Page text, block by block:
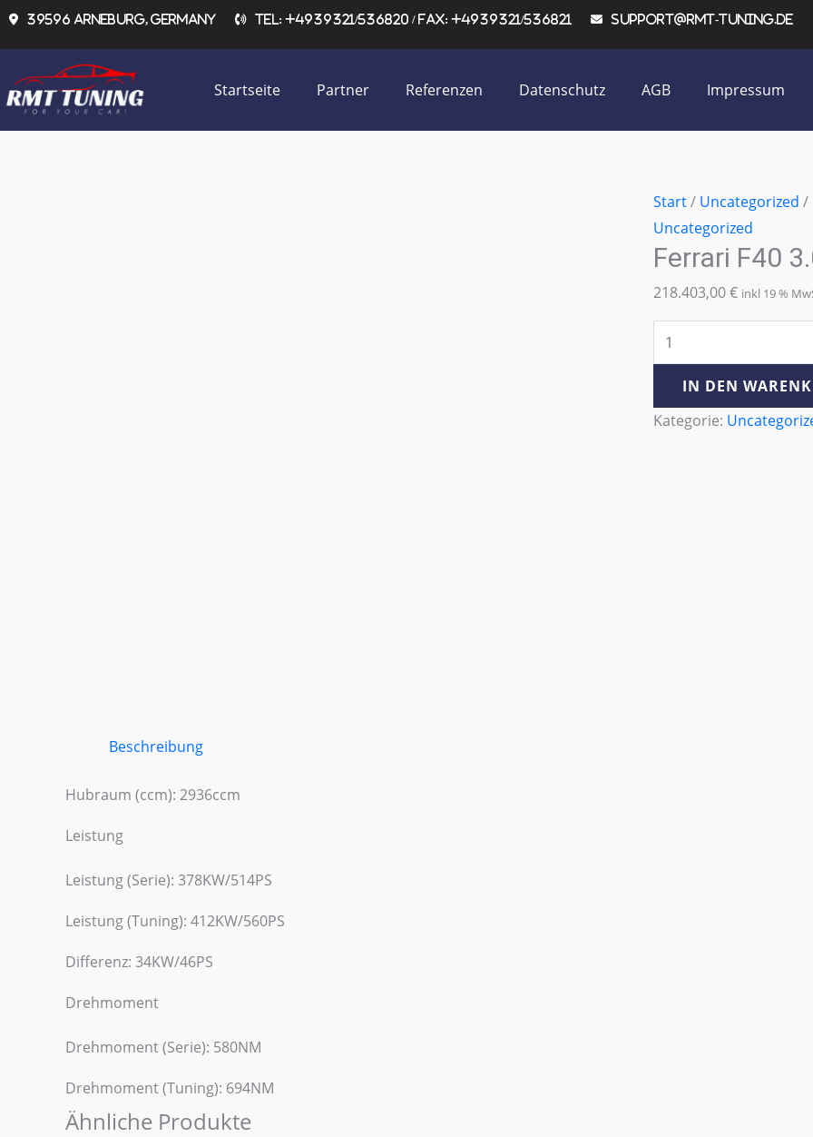
Zum39596 Arneburg, Germany Tel: +4939321/536820 / Fax: +4939321/536821 support@rmt-tuning.de
Startseite Partner Referenzen Datenschutz AGB Impressum
Start/ Uncategorized /
Uncategorized
Ferrari F40
218.403,00€ inkl 19 %
Ferrari
F40
3.0T
378KW/514PS
Menge
IN DEN
Kategorie:
Beschreibung
Hubraum (ccm): 2936ccm
Leistung
Leistung (Serie): 378KW/514PS
Leistung (Tuning): 412KW/560PS
Differenz: 34KW/46PS
Drehmoment
Drehmoment (Serie): 580NM
Drehmoment (Tuning): 694NM
Ähnliche Produkte